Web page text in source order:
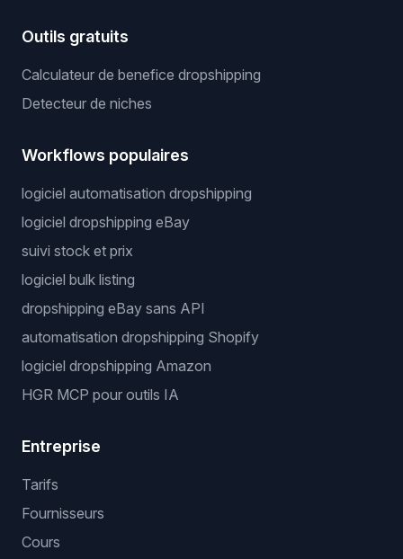
Outils gratuits
Calculateur de benefice dropshipping
Detecteur de niches
Workflows populaires
logiciel automatisation dropshipping
logiciel dropshipping eBay
suivi stock et prix
logiciel bulk listing
dropshipping eBay sans API
automatisation dropshipping Shopify
logiciel dropshipping Amazon
HGR MCP pour outils IA
Entreprise
Tarifs
Fournisseurs
Cours